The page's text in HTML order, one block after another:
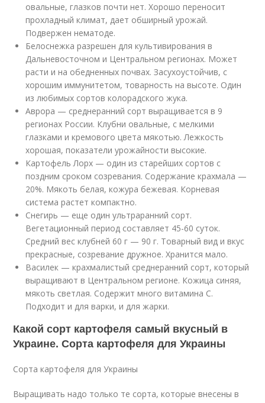
овальные, глазков почти нет. Хорошо переносит
прохладный климат, дает обширный урожай.
Подвержен нематоде.
Белоснежка разрешен для культивирования в
Дальневосточном и Центральном регионах. Может
расти и на обедненных почвах. Засухоустойчив, с
хорошим иммунитетом, товарность на высоте. Один
из любимых сортов колорадского жука.
Аврора — среднеранний сорт выращивается в 9
регионах России. Клубни овальные, с мелкими
глазками и кремового цвета мякотью. Лежкость
хорошая, показатели урожайности высокие.
Картофель Лорх — один из старейших сортов с
поздним сроком созревания. Содержание крахмала —
20%. Мякоть белая, кожура бежевая. Корневая
система растет компактно.
Снегирь — еще один ультраранний сорт.
Вегетационный период составляет 45-60 суток.
Средний вес клубней 60 г — 90 г. Товарный вид и вкус
прекрасные, созревание дружное. Хранится мало.
Василек — крахмалистый среднеранний сорт, который
выращивают в Центральном регионе. Кожица синяя,
мякоть светлая. Содержит много витамина С.
Подходит и для варки, и для жарки.
Какой сорт картофеля самый вкусный в
Украине. Сорта картофеля для Украины
Сорта картофеля для Украины
Выращивать надо только те сорта, которые внесены в